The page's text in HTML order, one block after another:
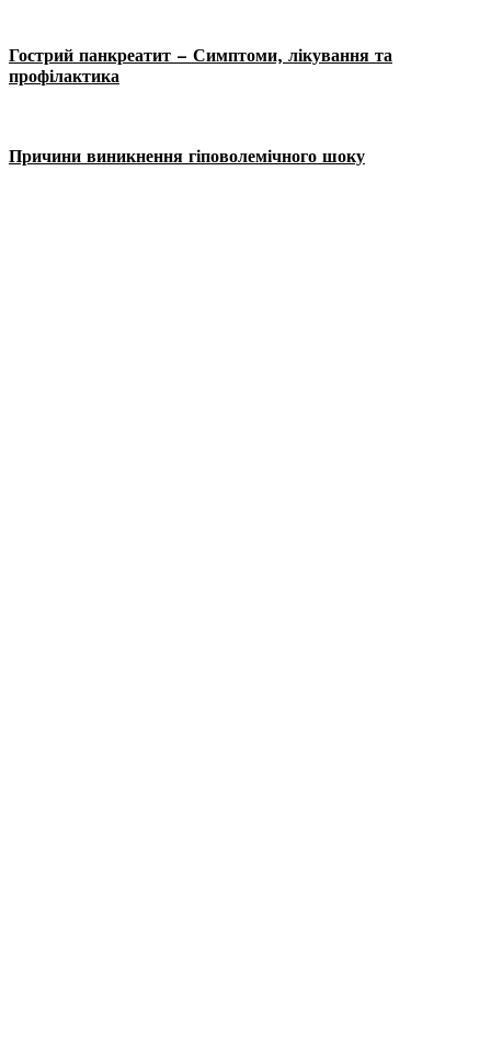
Гострий панкреатит – Симптоми, лікування та
профілактика
Причини виникнення гіповолемічного шоку